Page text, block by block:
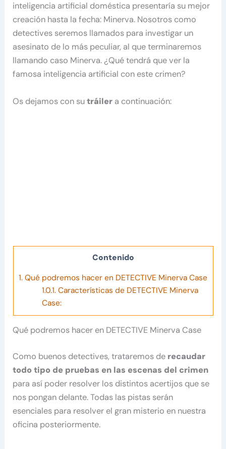
inteligencia artificial doméstica presentaría su mejor
creación hasta la fecha: Minerva. Nosotros como
detectives seremos llamados para investigar un
asesinato de lo más peculiar, al que terminaremos
llamando caso Minerva. ¿Qué tendrá que ver la
famosa inteligencia artificial con este crimen?
Os dejamos con sutráiler a continuación:
Contenido
1.Qué podremos hacer en DETECTIVE Minerva Case
1.0.1. Características de DETECTIVE Minerva
Case:
Qué podremos hacer en DETECTIVE Minerva Case
Como buenos detectives, trataremos de recaudar
todo tipo de pruebas en las escenas del crimen
para así poder resolver los distintos acertijos que se
nos pongan delante. Todas las pistas serán
esenciales para resolver el gran misterio en nuestra
oficina posteriormente.